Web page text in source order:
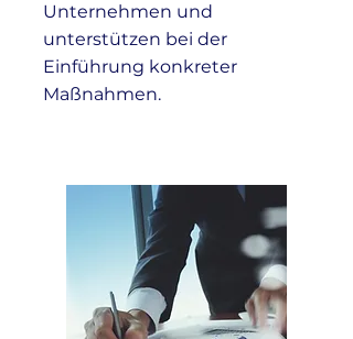
Unternehmen und
unterstützen bei der
Einführung konkreter
Maßnahmen.